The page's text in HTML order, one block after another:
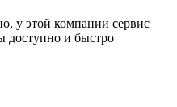
у этой компании сервис
доступно и быстро